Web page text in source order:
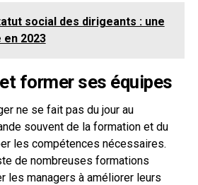
social des dirigeants : une
2023
former ses équipes
ne se fait pas du jour au
souvent de la formation et du
les compétences nécessaires.
de nombreuses formations
les managers à améliorer leurs